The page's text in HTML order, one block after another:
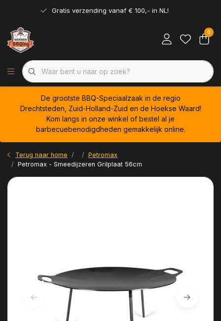
Gratis verzending vanaf € 100,- in NL!
0
De grootste BBQ-Speciaalzaak in de regio
Drechtsteden, Zuid-Holland-Zuid en de Hoekse Waard!
Kom langs in onze winkel of bestel al je
barbecuebenodigdheden gemakkelijk online.
Terug naar home
Petromax
Petromax - Smeedijzeren Grilplaat 56cm